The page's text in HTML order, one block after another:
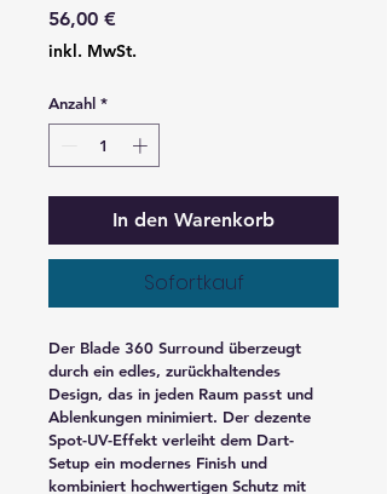
56,00 €
inkl. MwSt.
Anzahl *
In den Warenkorb
Sofortkauf
Der Blade 360 Surround überzeugt
durch ein edles, zurückhaltendes
Design, das in jeden Raum passt und
Ablenkungen minimiert. Der dezente
Spot-UV-Effekt verleiht dem Dart-
Setup ein modernes Finish und
kombiniert hochwertigen Schutz mit